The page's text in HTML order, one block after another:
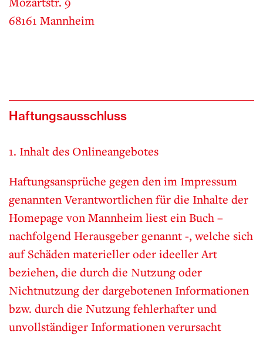
68161 Mannheim
Haftungsausschluss
1. Inhalt des Onlineangebotes
Haftungsansprüche gegen den im Impressum
genannten Verantwortlichen für die Inhalte der
Homepage von Mannheim liest ein Buch –
nachfolgend Herausgeber genannt -, welche sich
auf Schäden materieller oder ideeller Art
beziehen, die durch die Nutzung oder
Nichtnutzung der dargebotenen Informationen
bzw. durch die Nutzung fehlerhafter und
unvollständiger Informationen verursacht